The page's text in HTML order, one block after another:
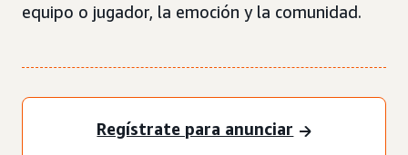
equipo o jugador, la emoción y la comunidad.
Regístrate para anunciar